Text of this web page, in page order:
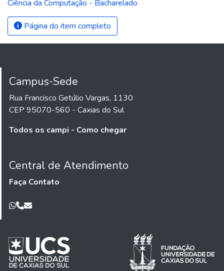
Ciência da Computação - Bacharelado
Página do item completo
Campus-Sede
Rua Francisco Getúlio Vargas, 1130
CEP 95070-560 - Caxias do Sul
Todos os campi - Como chegar
Central de Atendimento
Faça Contato